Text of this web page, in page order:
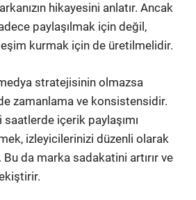
hikayesini anlatır. Ancak
paylaşılmak için değil,
kurmak için de üretilmelidir.
stratejisinin olmazsa
zamanlama ve konsistensidir.
saatlerde içerik paylaşımı
izleyicilerinizi düzenli olarak
da marka sadakatini artırır ve